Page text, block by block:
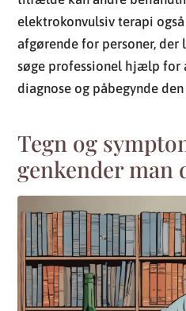
Tegn og
genkender man